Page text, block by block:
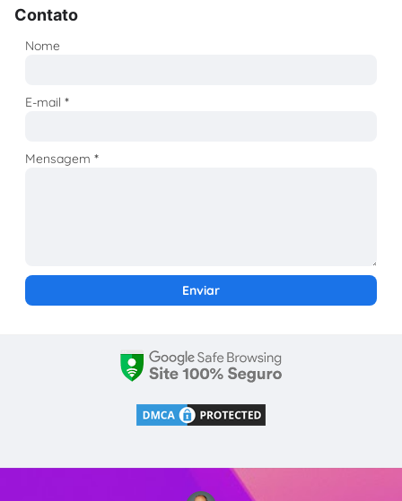
Contato
Nome
E-mail*
Mensagem*